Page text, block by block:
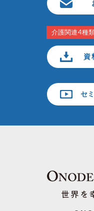
介護関連4種
資
セ